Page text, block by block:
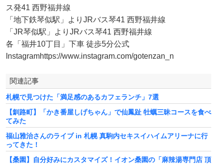
ス発41 西野福井線
「地下鉄琴似駅」よりJRバス琴41 西野福井線
「JR琴似駅」よりJRバス琴41 西野福井線
各「福井10丁目」下車 徒歩5分公式
Instagramhttps://www.instagram.com/gotenzan_n
関連記事
札幌で見つけた「満足感のあるカフェランチ」7選
【釧路町】「かき番屋しげちゃん」で仙鳳趾 牡蠣三昧コースを食べ
てみた
福山雅治さんのライブ in 札幌 真駒内セキスイハイムアリーナに行
ってきた！
【桑園】自分好みにカスタマイズ！イオン桑園の「麻辣湯専門店 頂